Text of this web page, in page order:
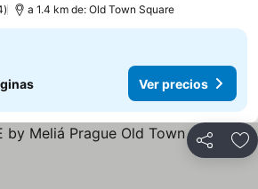
a 1.4 km de: Old Town Square
Ver precios
Compartir